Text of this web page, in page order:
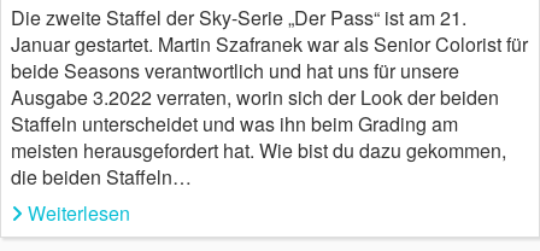
Die zweite Staffel der Sky-Serie „Der Pass“ ist am 21.
Januar gestartet. Martin Szafranek war als Senior Colorist für
beide Seasons verantwortlich und hat uns für unsere
Ausgabe 3.2022 verraten, worin sich der Look der beiden
Staffeln unterscheidet und was ihn beim Grading am
meisten herausgefordert hat. Wie bist du dazu gekommen,
die beiden Staffeln…
Weiterlesen